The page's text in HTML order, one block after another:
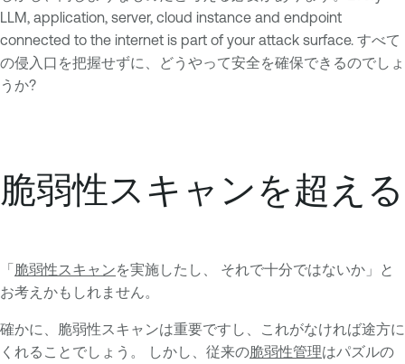
LLM, application, server, cloud instance and endpoint
connected to the internet is part of your attack surface. すべて
の侵入口を把握せずに、どうやって安全を確保できるのでしょ
うか?
脆弱性スキャンを超える
「脆弱性スキャンを実施したし、 それで十分ではないか」と
お考えかもしれません。
確かに、脆弱性スキャンは重要ですし、これがなければ途方に
くれることでしょう。 しかし、従来の脆弱性管理はパズルの